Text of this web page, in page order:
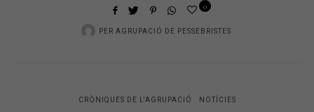
PER AGRUPACIÓ DE PESSEBRISTES
0
CRÒNIQUES DE L'AGRUPACIÓ NOTÍCIES